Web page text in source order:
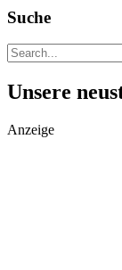
Suche
Unsere
Anzeige